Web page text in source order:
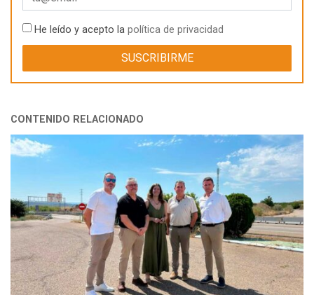
He leído y acepto la política de privacidad
CONTENIDO RELACIONADO